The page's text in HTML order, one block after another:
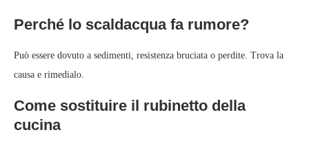
Perché lo scaldacqua fa rumore?
Può essere dovuto a sedimenti, resistenza bruciata o perdite. Trova la
causa e rimedialo.
Come sostituire il rubinetto della
cucina